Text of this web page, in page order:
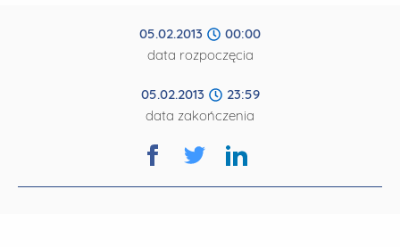
05.02.2013
00:00
data rozpoczęcia
05.02.2013
23:59
data zakończenia